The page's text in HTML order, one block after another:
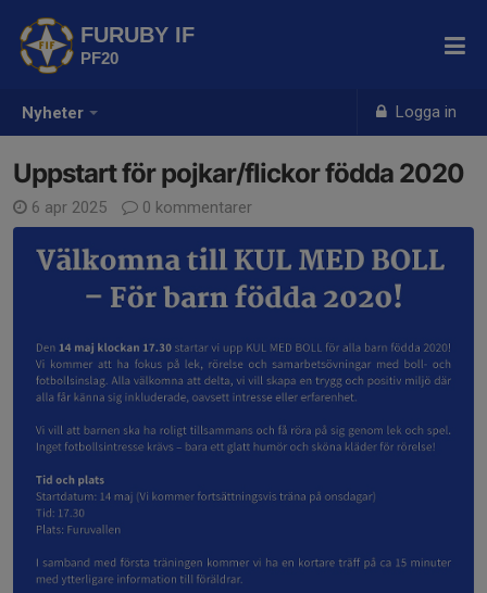
Nyheter Logga in
FURUBY IF
PF20
Uppstart för pojkar/flickor födda 2020
6 apr 2025 0 kommentarer